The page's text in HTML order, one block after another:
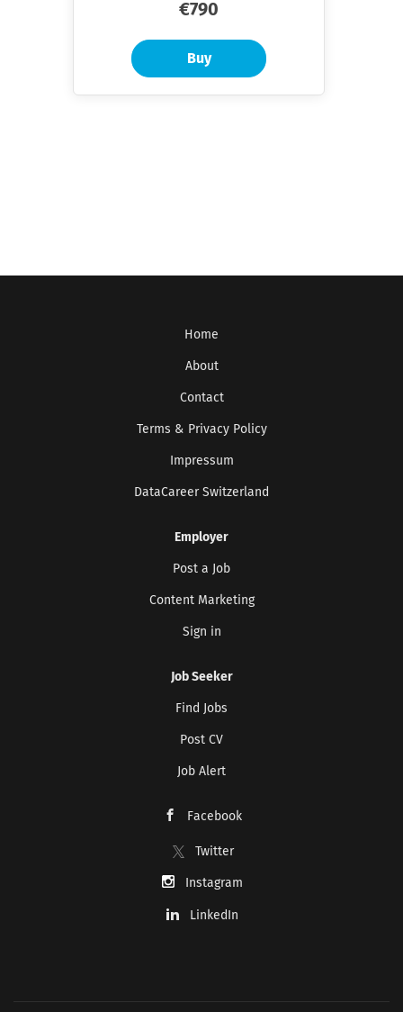
€790
Home
About
Contact
Terms & Privacy Policy
Impressum
DataCareer Switzerland
Employer
Post a Job
Content Marketing
Sign in
Job Seeker
Find Jobs
Post CV
Job Alert
Facebook
Twitter
Instagram
LinkedIn